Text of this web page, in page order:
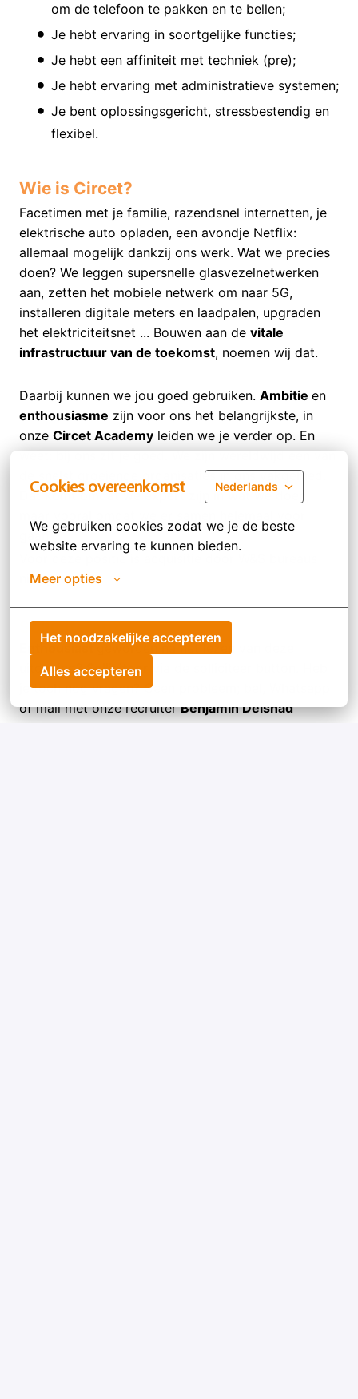
Cookies overeenkomst Nederlands
We gebruiken cookies zodat we je de beste
website ervaring te kunnen bieden.
Meer opties
Het noodzakelijke accepteren
Alles accepteren
om de telefoon te pakken en te bellen;
Je hebt ervaring in soortgelijke functies;
Je hebt een affiniteit met techniek (pre);
Je hebt ervaring met administratieve systemen;
Je bent oplossingsgericht, stressbestendig en
flexibel.
Wie is Circet?
Facetimen met je familie, razendsnel internetten, je
elektrische auto opladen, een avondje Netflix:
allemaal mogelijk dankzij ons werk. Wat we precies
doen? We leggen supersnelle glasvezelnetwerken
aan, zetten het mobiele netwerk om naar 5G,
installeren digitale meters en laadpalen, upgraden
het elektriciteitsnet ... Bouwen aan de vitale
infrastructuur van de toekomst, noemen wij dat.
Daarbij kunnen we jou goed gebruiken. Ambitie en
enthousiasme zijn voor ons het belangrijkste, in
onze Circet Academy leiden we je verder op. En
weet: bij ons zit je goed. We zijn wereldwijd een van
de snelst groeiende organisaties in ons vakgebied.
Dat komt omdat we expert zijn in wat we doen,
gaan.
Voor deze positie is acquisitie door W&S bureaus
niet gewenst.
Solliciteren?
Enthousiastgeworden na het lezen van deze
uitdaging?Solliciteer
je toch nog vragen? Geen probleem; bel, Whatsapp
of mail met onze recruiterBenjamin Delshad